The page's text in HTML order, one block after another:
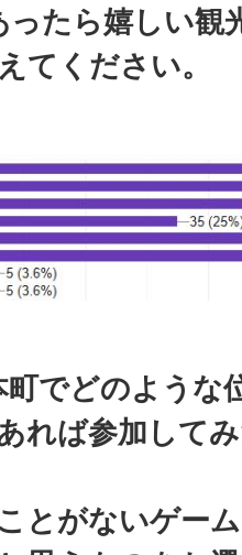
ったら嬉しい観
てください。
町でどのような
れば参加して
とがないゲー